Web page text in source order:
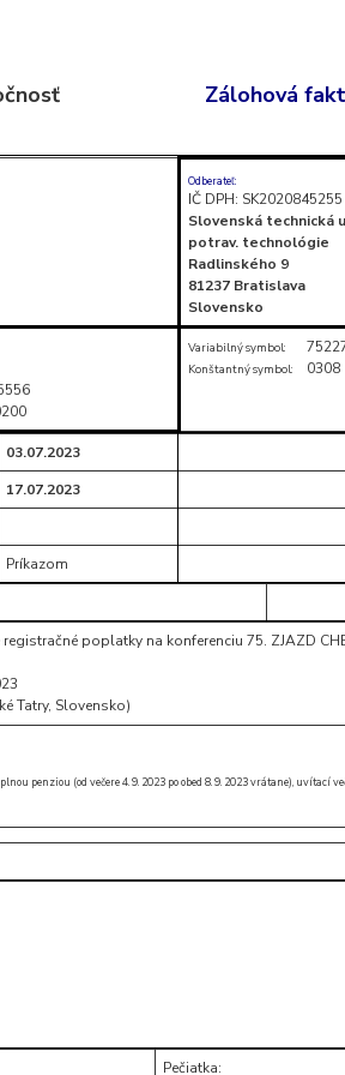
Zálohová
Odberateľ:
IČ DPH: SK2020845255
Slovenská technická
potrav. technológie
Radlinského 9
81237 Bratislava
Slovensko
Variabilný symbol:
Konštantný symbol: 0308
03.07.2023
17.07.2023
Príkazom
poplatky na konferenciu 75. ZJAZD
Tatry, Slovensko)
penziou (od večere 4. 9. 2023 po obed 8. 9. 2023 vrátane), uvítací
Pečiatka: